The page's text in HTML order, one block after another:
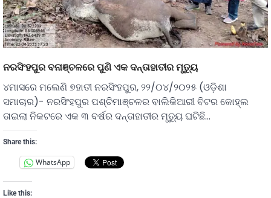
ନରସିଂହପୁର ବନାଞ୍ଚଳରେ ପୁଣି ଏକ ଦନ୍ତାହାତୀର ମୃତ୍ୟୁ
୪ମାସରେ ମଲେଣି ୭ହାତୀ ନରସିଂହପୁର, ୨୨/୦୪/୨୦୨୫ (ଓଡ଼ିଶା
ସମାଚାର)- ନରସିଂହପୁର ପଶ୍ଚିମାଞ୍ଚଳର ବାଲିକିଆରୀ ବିଟର କୋହ୍ଲ
ତାଇଲା ନିକଟରେ ଏକ ୩ ବର୍ଷର ଦନ୍ତାହାତୀର ମୃତ୍ୟୁ ଘଟିଛି…
Share this:
WhatsApp
Like this: